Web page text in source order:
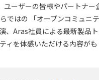
ユーザーの皆様やパートナ
ではの 「オープンコミュニ
、Aras社員による最新製品
ィを体感いただける内容がも